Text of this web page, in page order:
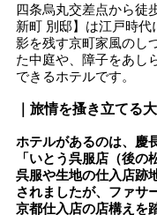
四条烏丸交差点から徒
新町 別邸】は江戸時
影を残す京町家風のし
た中庭や、障子をあし
できるホテルです。
｜旅情を搔き立てる
ホテルがあるのは、慶
「いとう呉服店（後
呉服や生地の仕入店跡
されましたが、ファサ
京都仕入店の店構えを